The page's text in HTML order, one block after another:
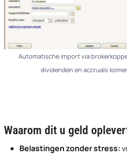
Automatische import via
dividenden en accruals
Waarom dit u geld
Belastingen zonder stress: